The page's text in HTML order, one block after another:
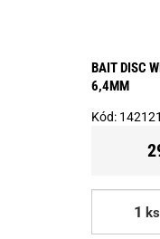
BAIT DISC
6,4MM
Kód: 142121
ks